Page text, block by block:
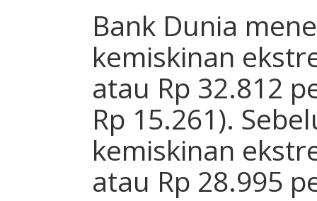
Bank Dunia
kemiskinan
atau Rp 32.812
Rp 15.261).
kemiskinan
atau Rp 28.995